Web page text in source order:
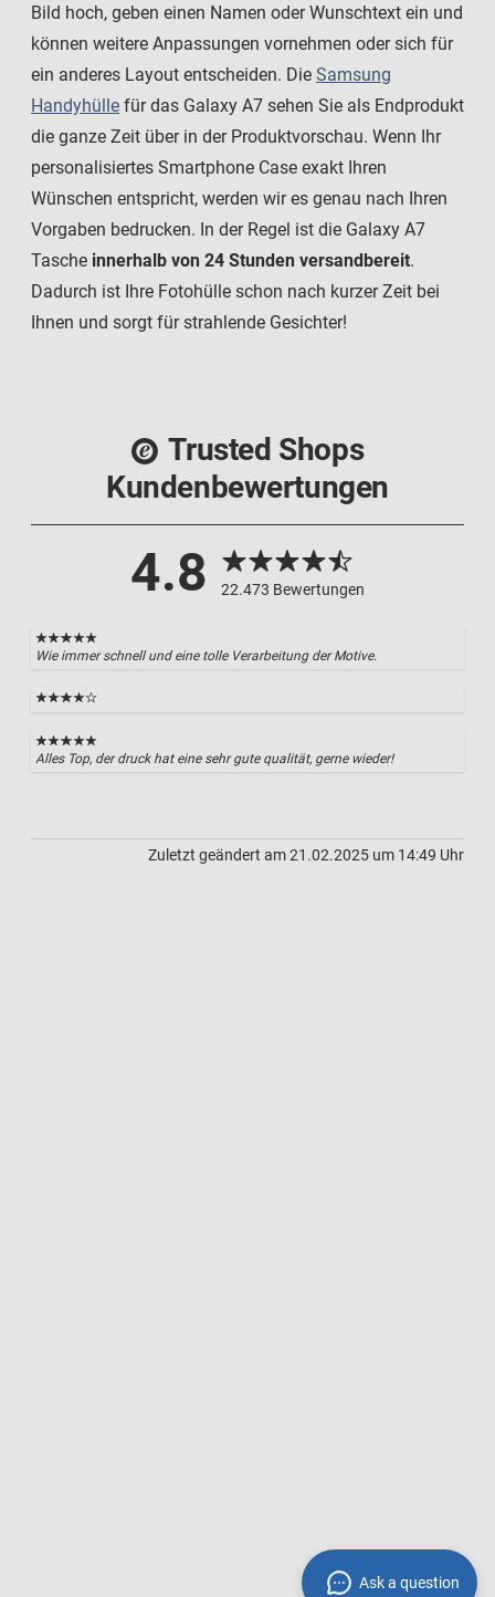
Bild hoch, geben einen Namen oder Wunschtext ein und
können weitere Anpassungen vornehmen oder sich für
ein anderes Layout entscheiden. Die Samsung
Handyhülle für das Galaxy A7 sehen Sie als Endprodukt
die ganze Zeit über in der Produktvorschau. Wenn Ihr
personalisiertes Smartphone Case exakt Ihren
Wünschen entspricht, werden wir es genau nach Ihren
Vorgaben bedrucken. In der Regel ist die Galaxy A7
Tasche innerhalb von 24 Stunden versandbereit.
Dadurch ist Ihre Fotohülle schon nach kurzer Zeit bei
Ihnen und sorgt für strahlende Gesichter!
Trusted Shops
Kundenbewertungen
4.8 22.473 Bewertungen
Wie immer schnell und eine tolle Verarbeitung der Motive.
Alles Top, der druck hat eine sehr gute qualität, gerne wieder!
Zuletzt geändert am 21.02.2025 um 14:49 Uhr
Ask a question